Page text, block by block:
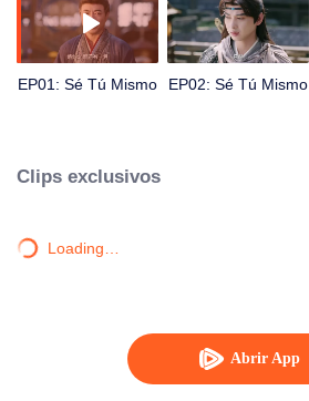
Abrir App
EP01: Sé Tú Mismo EP02: Sé Tú Mismo
Clips exclusivos
Loading…